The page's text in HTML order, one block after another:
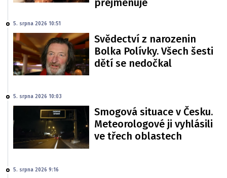
5. srpna 2026 10:51
Svědectví z narozenin
Bolka Polívky. Všech šesti
dětí se nedočkal
5. srpna 2026 10:03
Smogová situace v Česku.
Meteorologové ji vyhlásili
ve třech oblastech
5. srpna 2026 9:16